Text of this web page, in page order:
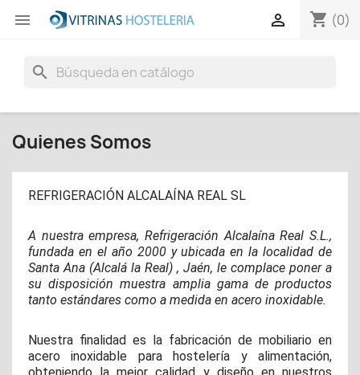
 shopping_cart (0)

search
Quienes Somos
REFRIGERACIÓN ALCALAÍNA REAL SL
A nuestra empresa, Refrigeración Alcalaína Real S.L.,
fundada en el año 2000 y ubicada en la localidad de
Santa Ana (Alcalá la Real) , Jaén, le complace poner a
su disposición muestra amplia gama de productos
tanto estándares como a medida en acero inoxidable.
Nuestra finalidad es la fabricación de mobiliario en
acero inoxidable para hostelería y alimentación,